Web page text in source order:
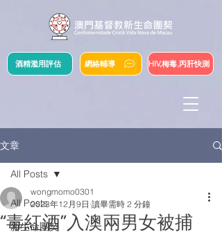
網絡輔導
酒精濫用評估 HIV,梅毒,丙肝快測
文章
All Posts
新生命團契
All Posts
“毒紅酒”入澳兩男女被捕
wongmomo0301
2023年12月9日 讀畢需時 2 分鐘